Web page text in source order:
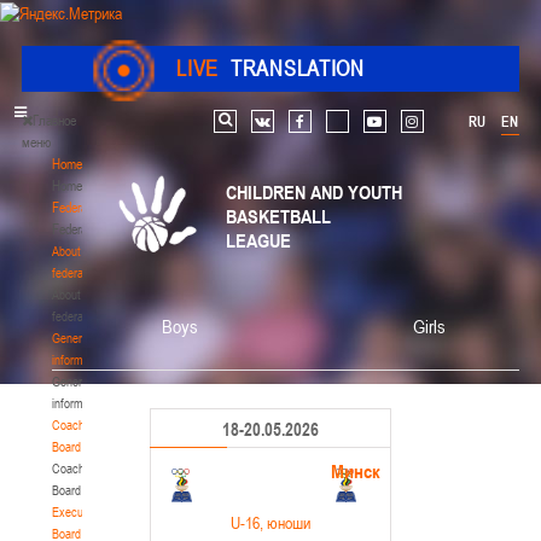
LIVE TRANSLATION
Главное
меню
Home
Home
Federation
Federation
About
federation
About
federation
General
information
General
information
Coaching
Board
Coaching
Board
Executive
Board
RU EN
Search vk facebook youtube instagram
CHILDREN AND YOUTH
BASKETBALL
LEAGUE
Boys Girls
18-20.05.2026
Минск
U-16 , юноши